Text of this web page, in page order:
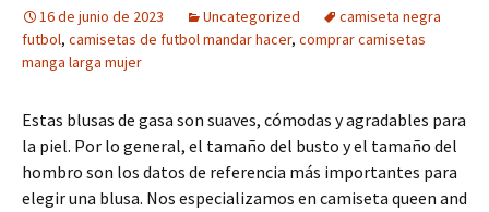
16 de junio de 2023 Uncategorized
camiseta negra
futbol, camisetas de futbol mandar hacer, comprar camisetas
manga larga mujer
Estas blusas de gasa son suaves, cómodas y agradables para
la piel. Por lo general, el tamaño del busto y el tamaño del
hombro son los datos de referencia más importantes para
elegir una blusa. Nos especializamos en camiseta queen and